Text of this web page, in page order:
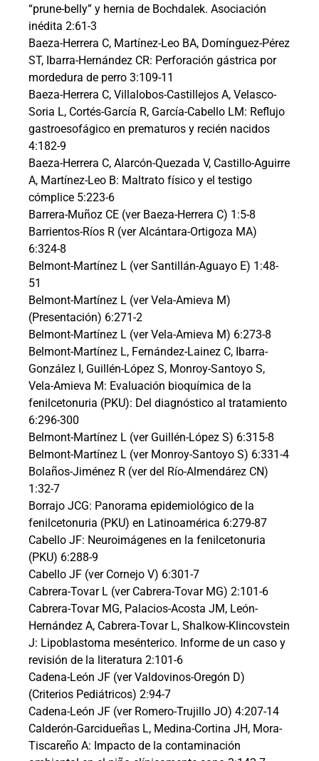
“prune-belly” y hernia de Bochdalek. Asociación
inédita 2:61-3
Baeza-Herrera C, Martínez-Leo BA, Domínguez-Pérez
ST, Ibarra-Hernández CR: Perforación gástrica por
mordedura de perro 3:109-11
Baeza-Herrera C, Villalobos-Castillejos A, Velasco-
Soria L, Cortés-García R, García-Cabello LM: Reflujo
gastroesofágico en prematuros y recién nacidos
4:182-9
Baeza-Herrera C, Alarcón-Quezada V, Castillo-Aguirre
A, Martínez-Leo B: Maltrato físico y el testigo
cómplice 5:223-6
Barrera-Muñoz CE (ver Baeza-Herrera C) 1:5-8
Barrientos-Ríos R (ver Alcántara-Ortigoza MA)
6:324-8
Belmont-Martínez L (ver Santillán-Aguayo E) 1:48-
51
Belmont-Martínez L (ver Vela-Amieva M)
(Presentación) 6:271-2
Belmont-Martínez L (ver Vela-Amieva M) 6:273-8
Belmont-Martínez L, Fernández-Lainez C, Ibarra-
González I, Guillén-López S, Monroy-Santoyo S,
Vela-Amieva M: Evaluación bioquímica de la
fenilcetonuria (PKU): Del diagnóstico al tratamiento
6:296-300
Belmont-Martínez L (ver Guillén-López S) 6:315-8
Belmont-Martínez L (ver Monroy-Santoyo S) 6:331-4
Bolaños-Jiménez R (ver del Río-Almendárez CN)
1:32-7
Borrajo JCG: Panorama epidemiológico de la
fenilcetonuria (PKU) en Latinoamérica 6:279-87
Cabello JF: Neuroimágenes en la fenilcetonuria
(PKU) 6:288-9
Cabello JF (ver Cornejo V) 6:301-7
Cabrera-Tovar L (ver Cabrera-Tovar MG) 2:101-6
Cabrera-Tovar MG, Palacios-Acosta JM, León-
Hernández A, Cabrera-Tovar L, Shalkow-Klincovstein
J: Lipoblastoma mesénterico. Informe de un caso y
revisión de la literatura 2:101-6
Cadena-León JF (ver Valdovinos-Oregón D)
(Criterios Pediátricos) 2:94-7
Cadena-León JF (ver Romero-Trujillo JO) 4:207-14
Calderón-Garcidueñas L, Medina-Cortina JH, Mora-
Tiscareño A: Impacto de la contaminación